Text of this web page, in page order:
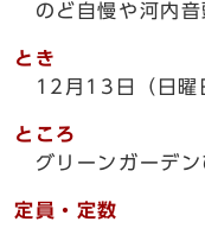
のど自慢や河内音
とき
12月13日（日曜
ところ
グリーンガーデン
定員・定数